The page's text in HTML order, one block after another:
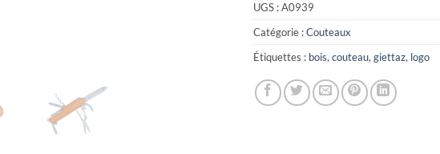
UGS :A0939
Catégorie :Couteaux
Étiquettes : bois, couteau, giettaz, logo